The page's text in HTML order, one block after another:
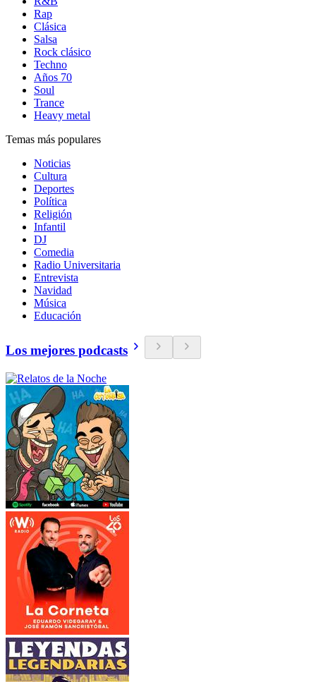
Rap
Clásica
Salsa
Rock clásico
Techno
Años 70
Soul
Trance
Heavy metal
Temas más populares
Noticias
Cultura
Deportes
Política
Religión
Infantil
DJ
Comedia
Radio Universitaria
Entrevista
Navidad
Música
Educación
Los mejores podcasts